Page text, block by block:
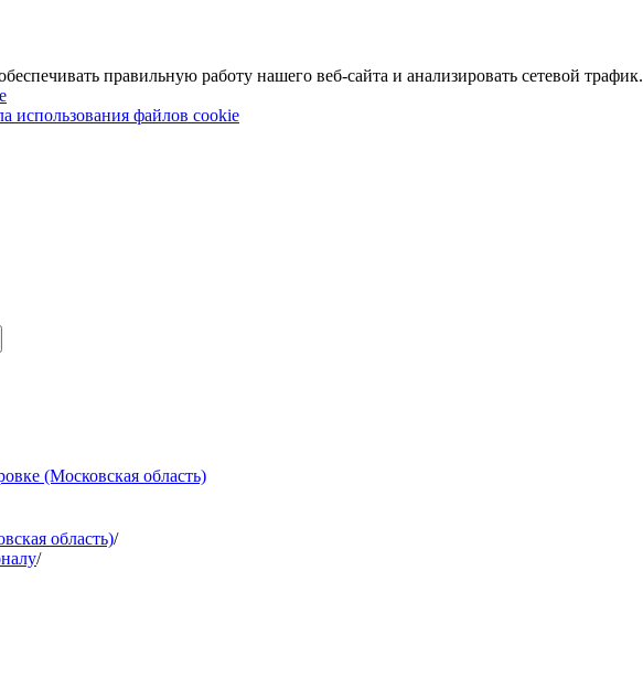
правильную работу нашего веб-сайта и анализировать сетевой трафик.
использования файлов cookie
(Московская область)
область)/
/